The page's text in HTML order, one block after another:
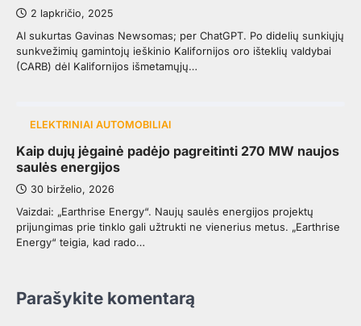
2 lapkričio, 2025
AI sukurtas Gavinas Newsomas; per ChatGPT. Po didelių sunkiųjų
sunkvežimių gamintojų ieškinio Kalifornijos oro išteklių valdybai
(CARB) dėl Kalifornijos išmetamųjų…
ELEKTRINIAI AUTOMOBILIAI
Kaip dujų jėgainė padėjo pagreitinti 270 MW naujos
saulės energijos
30 birželio, 2026
Vaizdai: „Earthrise Energy“. Naujų saulės energijos projektų
prijungimas prie tinklo gali užtrukti ne vienerius metus. „Earthrise
Energy“ teigia, kad rado…
Parašykite komentarą